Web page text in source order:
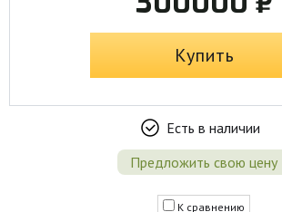
Купить
Есть в наличии
Предложить свою цену
К сравнению